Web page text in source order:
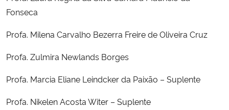
Ministério do Meio Ambiente
Ministério do Turismo
Ministério do Desenvolvimento Regional
Fonseca
Profa. Milena Carvalho Bezerra Freire de Oliveira Cruz
Profa. Zulmira Newlands Borges
Profa. Marcia Eliane Leindcker da Paixão – Suplente
Profa. Nikelen Acosta Witer – Suplente